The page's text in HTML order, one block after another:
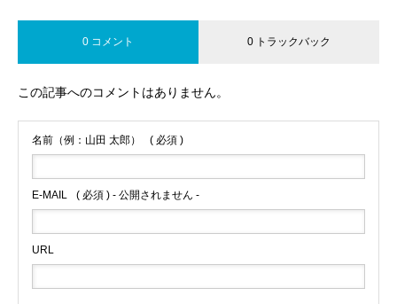
0 コメント 0 トラックバック
この記事へのコメントはありません。
名前（例：山田 太郎） ( 必須 )
E-MAIL ( 必須 ) - 公開されません -
URL